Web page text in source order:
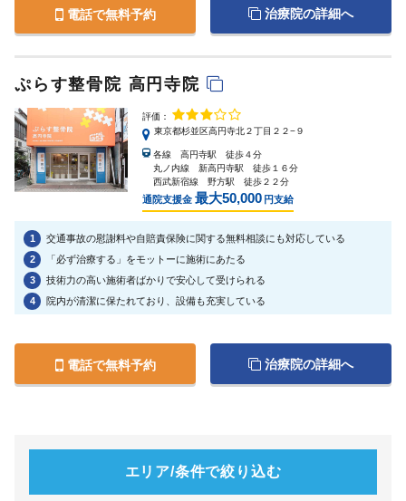
電話で無料予約 治療院の詳細へ
ぷらす整骨院 高円寺院
評価：
東京都杉並区高円寺北２丁目２２−９
各線 高円寺駅 徒歩４分
丸ノ内線 新高円寺駅 徒歩１６分
西武新宿線 野方駅 徒歩２２分
通院支援金 最大50,000 円支給
1
交通事故の慰謝料や自賠責保険に関する無料相談にも対応している
2
「必ず治療する」をモットーに施術にあたる
3
技術力の高い施術者ばかりで安心して受けられる
4
院内が清潔に保たれており、設備も充実している
電話で無料予約 治療院の詳細へ
エリア/条件で絞り込む